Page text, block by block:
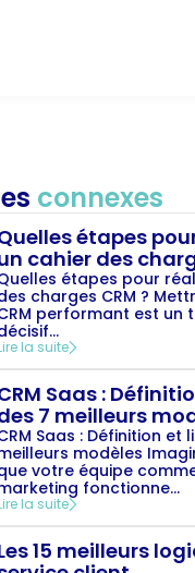
connexes
étapes
cahier des
étapes pour
charges CRM ?
performant est un
la suite
Saas :
7 meilleurs
Saas : Définition et
modèles
votre équipe
fonctionne...
la suite
15 meilleurs